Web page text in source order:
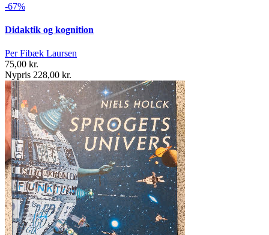
-67%
Didaktik og kognition
Per Fibæk Laursen
75,00 kr.
Nypris 228,00 kr.